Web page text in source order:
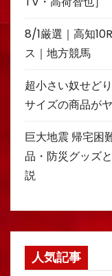
8/1厳選｜高知
ス｜地方競馬
超小さい奴せどり
サイズの商品が
巨大地震 帰宅困
品・防災グッズ
説
人気記事